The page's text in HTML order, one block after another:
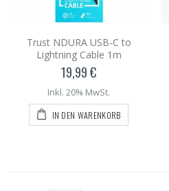
Trust NDURA USB-C to
Lightning Cable 1m
19,99 €
Inkl. 20% MwSt.
IN DEN WARENKORB